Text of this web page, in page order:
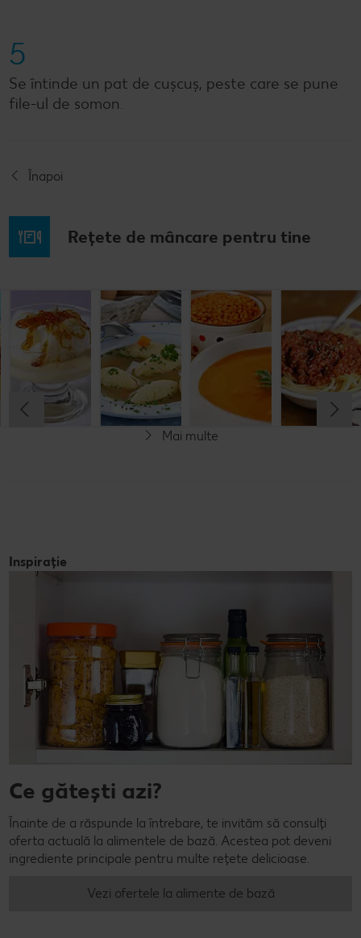
5
Se întinde un pat de cușcuș, peste care se pune
file-ul de somon.
Înapoi
Rețete de mâncare pentru tine
Musaca de
cartofi cu
cașcaval
Cel mult 60 minute
Rafinat
Lapte de
pasăre
Cel mult 60 minute
Rafinat
Supă
tradițională
cu găluşte
Supă cremă de
linte
Cel mult 60 minute
Simplu
Mai multe
Inspirație
Ce gătești azi?
Înainte de a răspunde la întrebare, te invităm să consulți
oferta actuală la alimentele de bază. Acestea pot deveni
ingrediente principale pentru multe rețete delicioase.
Vezi ofertele la alimente de bază